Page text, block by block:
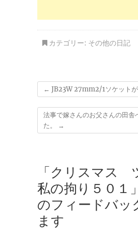
カテゴリー: その他の日記
← JB23W 27mm2/1ソケットが
法事で嫁さんのお父さんの田舎
た。
→
「クリスマス
私の拘り５０１
のフィードバッ
ます